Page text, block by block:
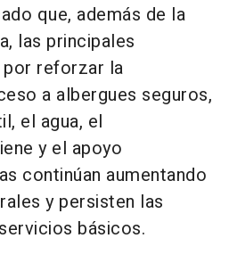
que, además de la
las principales
por reforzar la
a albergues seguros,
el agua, el
y el apoyo
continúan aumentando
y persisten las
básicos.